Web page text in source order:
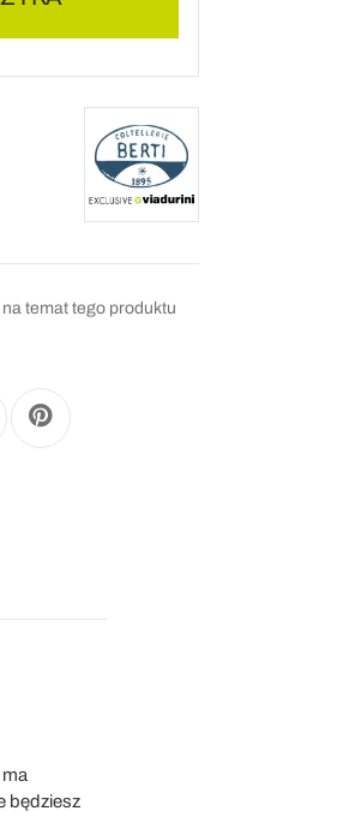
temat tego produktu
będziesz